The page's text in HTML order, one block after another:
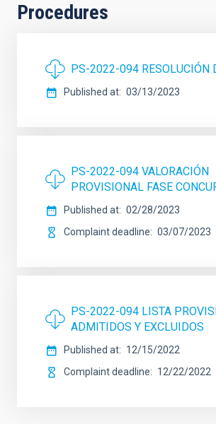
Procedures
PS-2022-094 RESOLUCIÓN
Published at 03/13/2023
PS-2022-094 VALORACIÓN
PROVISIONAL FASE
Published at
02/28/2023
Complaint deadline
03/07/2023
PS-2022-094 LISTA
ADMITIDOS Y EXCLUIDOS
Published at
12/15/2022
Complaint deadline
12/22/2022